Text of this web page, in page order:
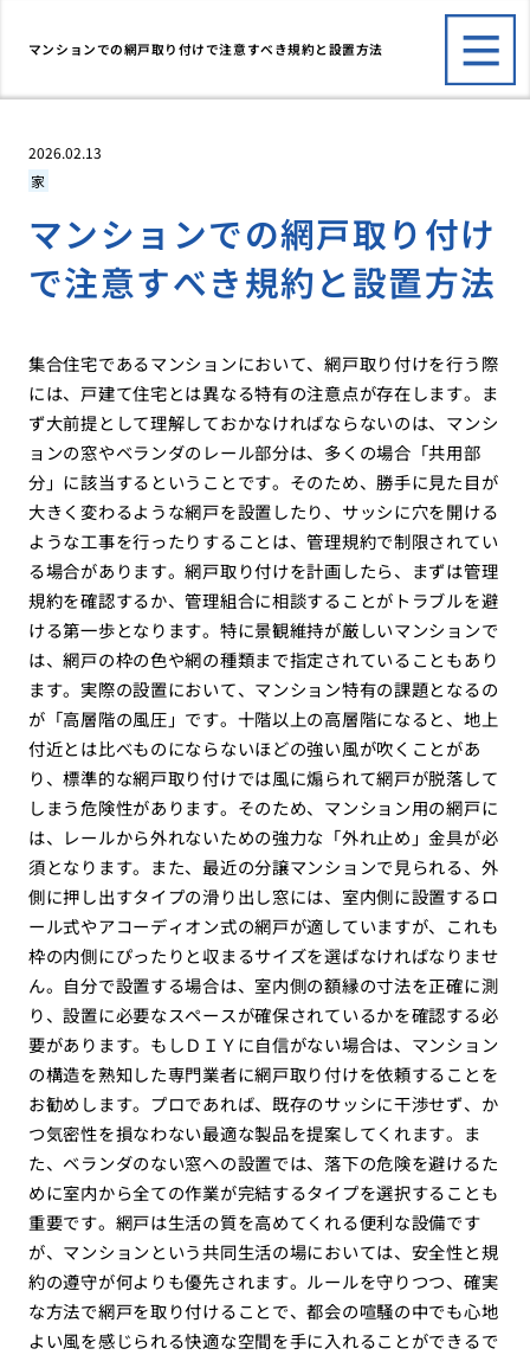
マンションでの網戸取り付けで注意すべき規約と設置方法
2026.02.13
家
マンションでの網戸取り付け
で注意すべき規約と設置方法
集合住宅であるマンションにおいて、網戸取り付けを行う際
には、戸建て住宅とは異なる特有の注意点が存在します。ま
ず大前提として理解しておかなければならないのは、マンシ
ョンの窓やベランダのレール部分は、多くの場合「共用部
分」に該当するということです。そのため、勝手に見た目が
大きく変わるような網戸を設置したり、サッシに穴を開ける
ような工事を行ったりすることは、管理規約で制限されてい
る場合があります。網戸取り付けを計画したら、まずは管理
規約を確認するか、管理組合に相談することがトラブルを避
ける第一歩となります。特に景観維持が厳しいマンションで
は、網戸の枠の色や網の種類まで指定されていることもあり
ます。実際の設置において、マンション特有の課題となるの
が「高層階の風圧」です。十階以上の高層階になると、地上
付近とは比べものにならないほどの強い風が吹くことがあ
り、標準的な網戸取り付けでは風に煽られて網戸が脱落して
しまう危険性があります。そのため、マンション用の網戸に
は、レールから外れないための強力な「外れ止め」金具が必
須となります。また、最近の分譲マンションで見られる、外
側に押し出すタイプの滑り出し窓には、室内側に設置するロ
ール式やアコーディオン式の網戸が適していますが、これも
枠の内側にぴったりと収まるサイズを選ばなければなりませ
ん。自分で設置する場合は、室内側の額縁の寸法を正確に測
り、設置に必要なスペースが確保されているかを確認する必
要があります。もしＤＩＹに自信がない場合は、マンション
の構造を熟知した専門業者に網戸取り付けを依頼することを
お勧めします。プロであれば、既存のサッシに干渉せず、か
つ気密性を損なわない最適な製品を提案してくれます。ま
た、ベランダのない窓への設置では、落下の危険を避けるた
めに室内から全ての作業が完結するタイプを選択することも
重要です。網戸は生活の質を高めてくれる便利な設備です
が、マンションという共同生活の場においては、安全性と規
約の遵守が何よりも優先されます。ルールを守りつつ、確実
な方法で網戸を取り付けることで、都会の喧騒の中でも心地
よい風を感じられる快適な空間を手に入れることができるで